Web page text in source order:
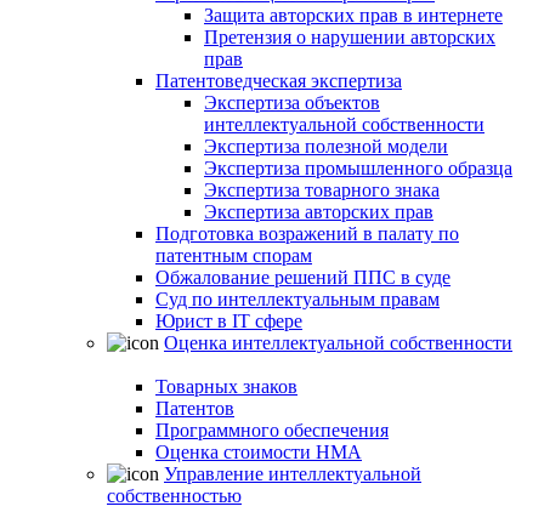
Защита авторских прав в интернете
Претензия о нарушении авторских
прав
Патентоведческая экспертиза
Экспертиза объектов
интеллектуальной собственности
Экспертиза полезной модели
Экспертиза промышленного образца
Экспертиза товарного знака
Экспертиза авторских прав
Подготовка возражений в палату по
патентным спорам
Обжалование решений ППС в суде
Суд по интеллектуальным правам
Юрист в IT сфере
Оценка интеллектуальной собственности
Товарных знаков
Патентов
Программного обеспечения
Оценка стоимости НМА
Управление интеллектуальной
собственностью